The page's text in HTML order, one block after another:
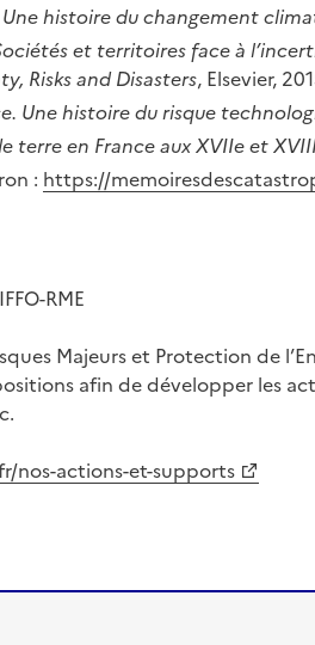
histoire du changement
et territoires face à
Risks and Disasters, Elsevier,
Une histoire du risque
terre en France aux XVIIe et
: https://
RME
Majeurs et Protection de
afin de développer les
nos-actions-et-supports